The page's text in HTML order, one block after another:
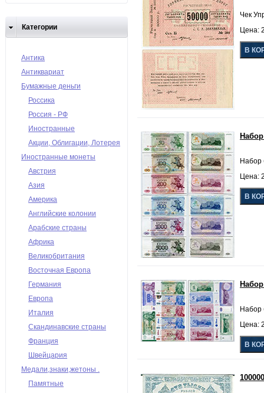
Категории
Антика
Антиквариат
Бумажные деньги
Россика
Россия - РФ
Иностранные
Акции, Облигации, Лотерея
Иностранные монеты
Австрия
Азия
Америка
Английские колонии
Арабские страны
Африка
Великобритания
Восточная Европа
Германия
Европа
Италия
Скандинавские страны
Франция
Швейцария
Медали,знаки,жетоны .
Памятные
Чек
Цена:
Набор
Цена:
Набор
Цена: